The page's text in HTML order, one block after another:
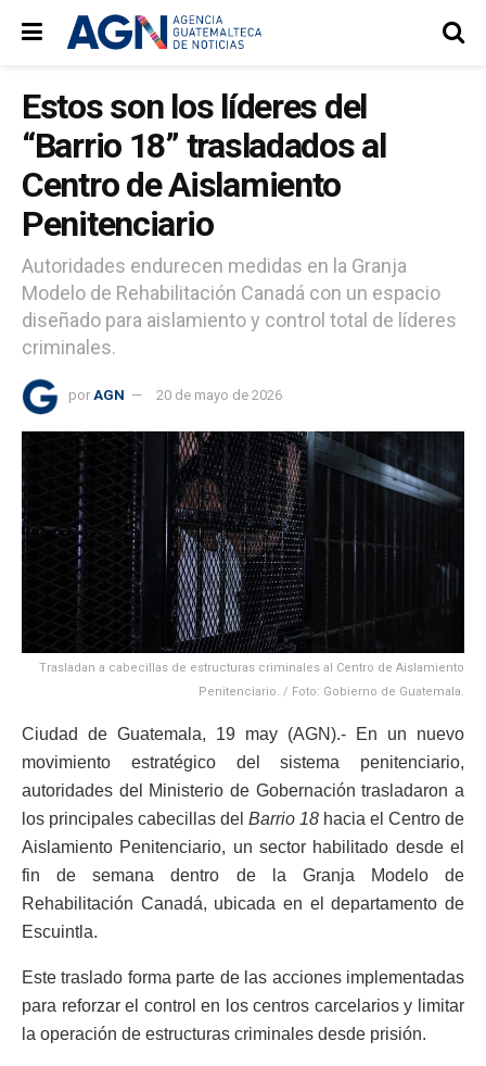
Estos son los líderes del
“Barrio 18” trasladados al
Centro de Aislamiento
Penitenciario
Autoridades endurecen medidas en la Granja
Modelo de Rehabilitación Canadá con un espacio
diseñado para aislamiento y control total de líderes
criminales.
por AGN 20 de mayo de 2026
Trasladan a cabecillas de estructuras criminales al Centro de Aislamiento
Penitenciario. / Foto: Gobierno de Guatemala.
Ciudad de Guatemala, 19 may (AGN).- En un nuevo
movimiento estratégico del sistema penitenciario,
autoridades del Ministerio de Gobernación trasladaron a
los principales cabecillas del Barrio 18 hacia el Centro de
Aislamiento Penitenciario, un sector habilitado desde el
fin de semana dentro de la Granja Modelo de
Rehabilitación Canadá, ubicada en el departamento de
Escuintla.
Este traslado forma parte de las acciones implementadas
para reforzar el control en los centros carcelarios y limitar
la operación de estructuras criminales desde prisión.